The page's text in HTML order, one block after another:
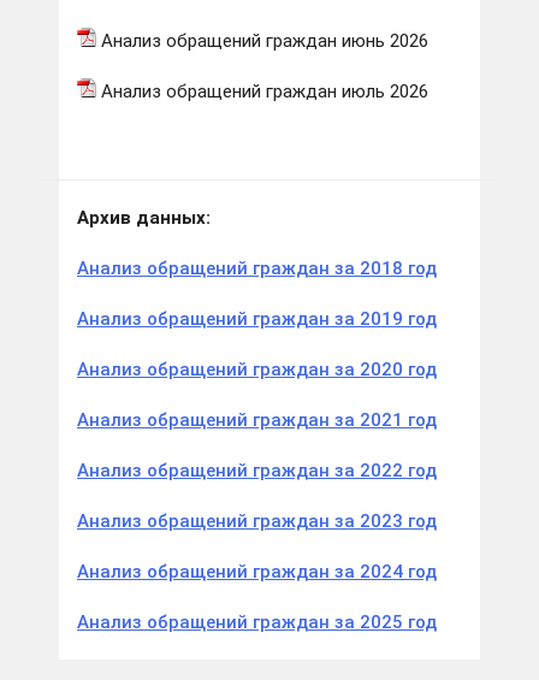
Анализ обращений граждан июнь 2026
Анализ обращений граждан июль 2026
Архив данных:
Анализ обращений граждан за 2018 год
Анализ обращений граждан за 2019 год
Анализ обращений граждан за 2020 год
Анализ обращений граждан за 2021 год
Анализ обращений граждан за 2022 год
Анализ обращений граждан за 2023 год
Анализ обращений граждан за 2024 год
Анализ обращений граждан за 2025 год